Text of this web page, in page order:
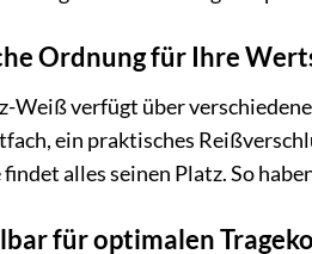
Ordnung für Ihre
Weiß verfügt über
ein praktisches
alles seinen Platz. So
für optimalen